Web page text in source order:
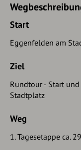
Start
Eggenfelden am
Ziel
Rundtour - Start
Stadtplatz
Weg
1. Tagesetappe ca.